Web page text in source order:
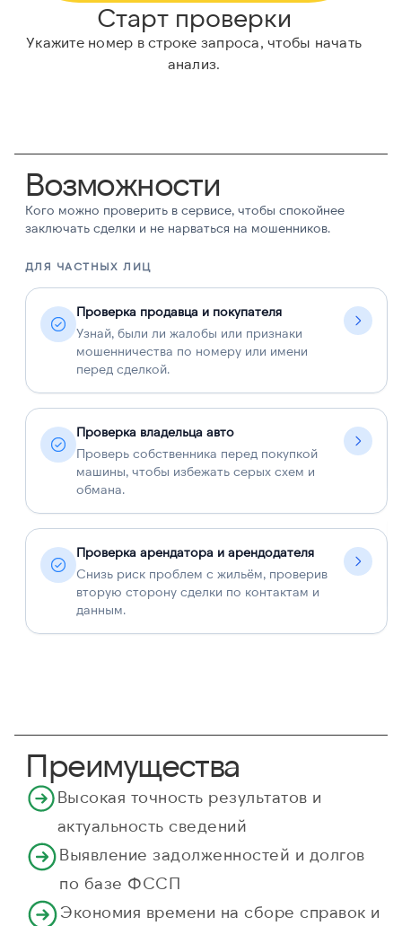
Старт проверки
Укажите номер в строке запроса, чтобы начать
анализ.
Возможности
Кого можно проверить в сервисе, чтобы спокойнее
заключать сделки и не нарваться на мошенников.
ДЛЯ ЧАСТНЫХ ЛИЦ
Проверка продавца и покупателя
Узнай, были ли жалобы или признаки
мошенничества по номеру или имени
перед сделкой.
Проверка владельца авто
Проверь собственника перед покупкой
машины, чтобы избежать серых схем и
обмана.
Проверка арендатора и арендодателя
Снизь риск проблем с жильём, проверив
вторую сторону сделки по контактам и
данным.
Преимущества
Высокая точность результатов и
актуальность сведений
Выявление задолженностей и долгов
по базе ФССП
Экономия времени на сборе справок и